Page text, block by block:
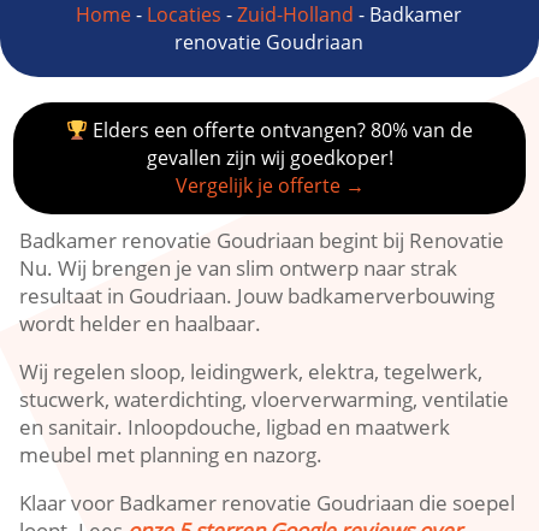
Home- Locaties -Zuid-Holland - Badkamer
renovatie Goudriaan
Elders een offerte ontvangen? 80% van de
gevallen zijn wij goedkoper!
Vergelijk je offerte →
Badkamer renovatie Goudriaan begint bij Renovatie
Nu.​ Wij brengen je van slim ontwerp naar strak
resultaat in Goudriaan.​ Jouw badkamerverbouwing
wordt helder en haalbaar.​
Wij regelen sloop, leidingwerk, elektra, tegelwerk,
stucwerk, waterdichting, vloerverwarming, ventilatie
en sanitair.​ Inloopdouche, ligbad en maatwerk
meubel met planning en nazorg.​
Klaar voor Badkamer renovatie Goudriaan die soepel